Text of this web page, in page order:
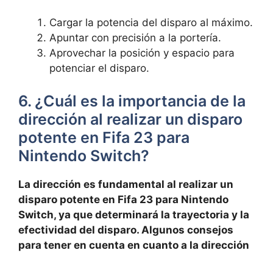
Cargar la potencia del disparo al máximo.
Apuntar con precisión a la portería.
Aprovechar la posición y espacio para
potenciar el disparo.
6. ¿Cuál es la importancia de la
dirección al realizar un disparo
potente en Fifa 23 para
Nintendo Switch?
La dirección es fundamental al realizar un
disparo potente en Fifa 23 para Nintendo
Switch, ya que determinará la trayectoria y la
efectividad del disparo. Algunos consejos
para tener en cuenta en cuanto a la dirección